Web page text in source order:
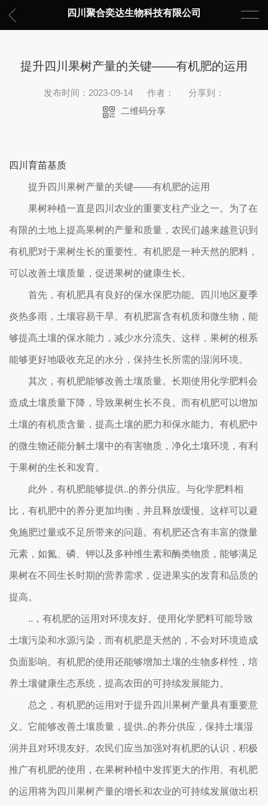
四川聚合奕达生物科技有限公司
提升四川果树产量的关键——有机肥的运用
发布时间：2023-09-14 作者：
分享到：
二维码分享
四川育苗基质
提升四川果树产量的关键——有机肥的运用
果树种植一直是四川农业的重要支柱产业之一。为了在
有限的土地上提高果树的产量和质量，农民们越来越意识到
有机肥对于果树生长的重要性。有机肥是一种天然的肥料，
可以改善土壤质量，促进果树的健康生长。
首先，有机肥具有良好的保水保肥功能。四川地区夏季
炎热多雨，土壤容易干旱。有机肥富含有机质和微生物，能
够提高土壤的保水能力，减少水分流失。这样，果树的根系
能够更好地吸收充足的水分，保持生长所需的湿润环境。
其次，有机肥能够改善土壤质量。长期使用化学肥料会
造成土壤质量下降，导致果树生长不良。而有机肥可以增加
土壤的有机质含量，提高土壤的肥力和保水能力。有机肥中
的微生物还能分解土壤中的有害物质，净化土壤环境，有利
于果树的生长和发育。
此外，有机肥能够提供..的养分供应。与化学肥料相
比，有机肥中的养分更加均衡，并且释放缓慢。这样可以避
免施肥过量或不足所带来的问题。有机肥还含有丰富的微量
元素，如氮、磷、钾以及多种维生素和酶类物质，能够满足
果树在不同生长时期的营养需求，促进果实的发育和品质的
提高。
..，有机肥的运用对环境友好。使用化学肥料可能导致
土壤污染和水源污染，而有机肥是天然的，不会对环境造成
负面影响。有机肥的使用还能够增加土壤的生物多样性，培
养土壤健康生态系统，提高农田的可持续发展能力。
总之，有机肥的运用对于提升四川果树产量具有重要意
义。它能够改善土壤质量，提供..的养分供应，保持土壤湿
润并且对环境友好。农民们应当加强对有机肥的认识，积极
推广有机肥的使用，在果树种植中发挥更大的作用。有机肥
的运用将为四川果树产量的增长和农业的可持续发展做出积